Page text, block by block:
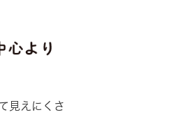
見えにくさ